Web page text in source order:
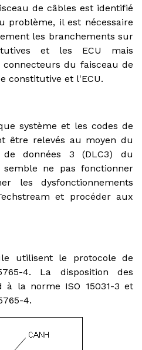
de câbles est identifié
problème, il est nécessaire
les branchements sur
et les ECU mais
du faisceau de
constitutive et l'ECU.
système et les codes de
être relevés au moyen du
données 3 (DLC3) du
ne pas fonctionner
les dysfonctionnements
et procéder aux
utilisent le protocole de
4. La disposition des
à la norme ISO 15031-3 et
4.